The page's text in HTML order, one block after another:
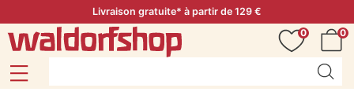
Livraison gratuite* à partir de 129 €
0
0